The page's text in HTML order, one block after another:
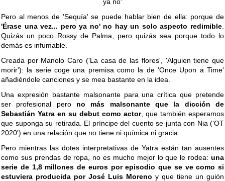
Pero al menos de 'Sequía' se puede hablar bien de ella: porque de
'Érase una vez... pero ya no' no hay un solo aspecto redimible
Quizás un poco Rossy de Palma, pero quizás sea porque todo lo
demás es infumable.
Creada por Manolo Caro ('La casa de las flores', 'Alguien tiene que
morir'): la serie coge una premisa como la de 'Once Upon a Time'
añadiéndole canciones y se mea bastante en la idea.
Una expresión bastante malsonante para una crítica que pretende
ser profesional pero no más malsonante que la dicción de
Sebastián Yatra en su debut como actor, que también esperamos
que suponga su retirada. El príncipe del cuento se junta con Nia ('OT
2020') en una relación que no tiene ni química ni gracia.
Pero mientras las dotes interpretativas de Yatra están tan ausentes
como sus prendas de ropa, no es mucho mejor lo que le rodea: una
serie de 1,8 millones de euros por episodio que se ve como si
estuviera producida por José Luis Moreno y que tiene un guión